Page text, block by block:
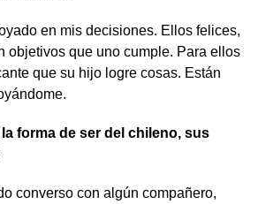
en mis decisiones. Ellos felices,
objetivos que uno cumple. Para ellos
que su hijo logre cosas. Están
forma de ser del chileno, sus
converso con algún compañero,